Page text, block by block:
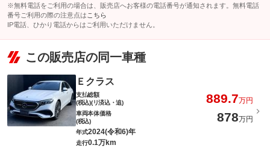
※無料電話をご利用の場合は、販売店へお客様の電話番号が通知されます。無料電話
番号ご利用の際の注意点は こちら
IP電話、ひかり電話からはご利用いただけません。
この販売店の同一車種
Ｅクラス
支払総額
(税込)(リ済込・追)
889.7万円
車両本体価格
(税込)
878万円
年式2024(令和6)年
走行0.1万km